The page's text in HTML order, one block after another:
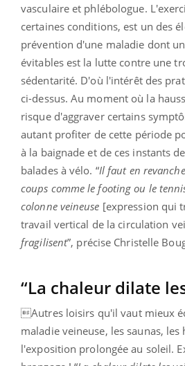
vasculaire et phlébologue.
certaines conditions, est un des
prévention d'une maladie dont
évitables est la lutte contre une
sédentarité. D'où l'intérêt des
ci-dessus. Au moment où la
risque d'aggraver certains
autant profiter de cette période
à la baignade et de ces instants
balades à vélo. “Il faut en
coups comme le footing ou le
colonne veineuse [expression qui
travail vertical de la circulation
fragilisent”, précise Christelle
“La chaleur dilate
Autres loisirs qu'il vaut mieux
maladie veineuse, les saunas,
l'exposition prolongée au soleil.